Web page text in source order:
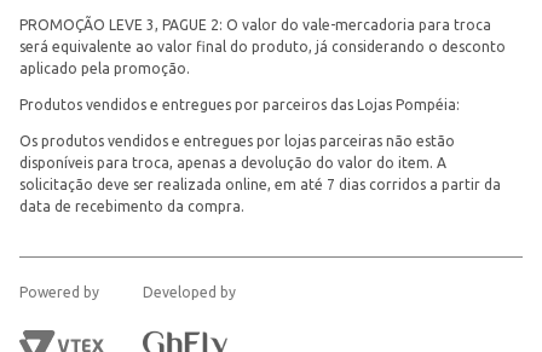
PROMOÇÃO LEVE 3, PAGUE 2: O valor do vale-mercadoria para troca
será equivalente ao valor final do produto, já considerando o desconto
aplicado pela promoção.
Produtos vendidos e entregues por parceiros das Lojas Pompéia:
Os produtos vendidos e entregues por lojas parceiras não estão
disponíveis para troca, apenas a devolução do valor do item. A
solicitação deve ser realizada online, em até 7 dias corridos a partir da
data de recebimento da compra.
Powered by Developed by